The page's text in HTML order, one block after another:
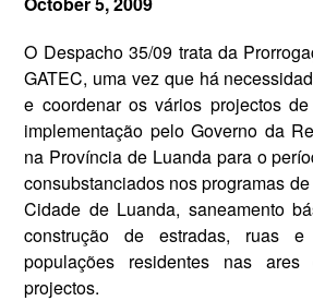
O Despacho 35/09 trata da
GATEC, uma vez que há
e coordenar os vários projectos
implementação pelo Governo da
na Província de Luanda para o
consubstanciados nos programas
Cidade de Luanda, saneamento
construção de estradas, ruas e
populações residentes nas
projectos.